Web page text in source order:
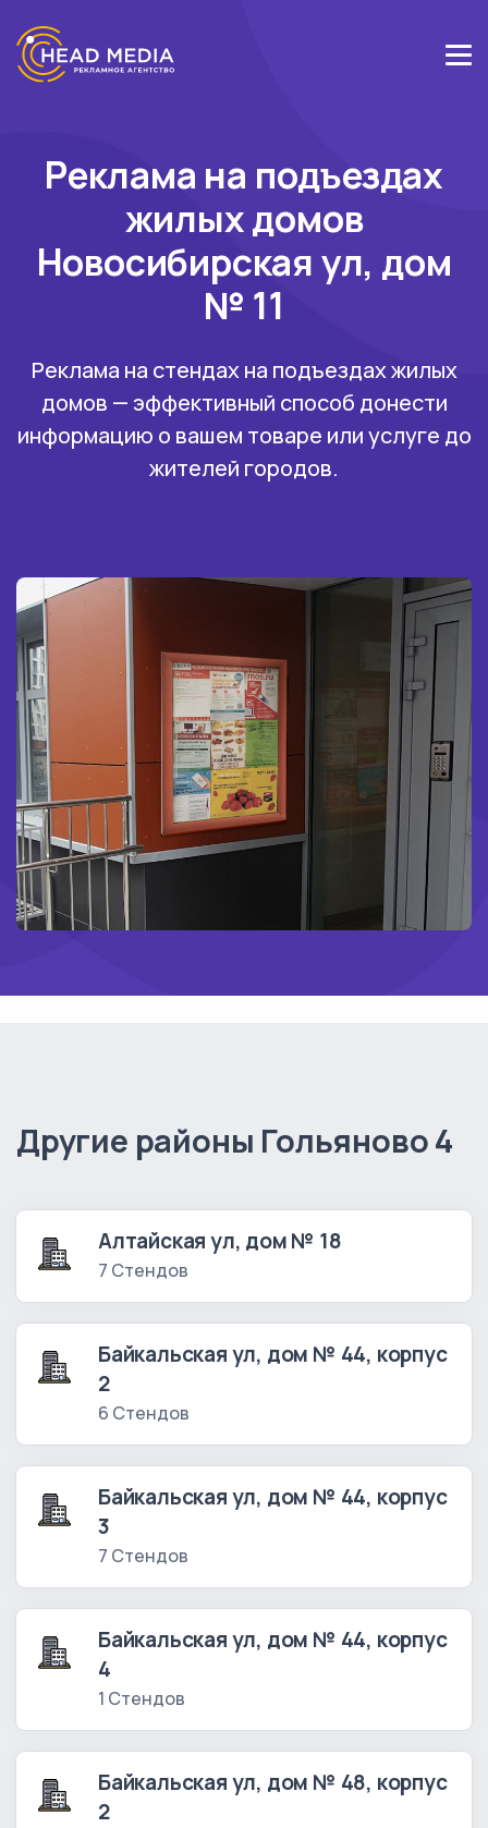
Реклама на подъездах
жилых домов
Новосибирская ул, дом
№ 11
Реклама на стендах на подъездах жилых
домов — эффективный способ донести
информацию о вашем товаре или услуге до
жителей городов.
Другие районы Гольяново 4
Алтайская ул, дом № 18
7 Стендов
Байкальская ул, дом № 44, корпус
2
6 Стендов
Байкальская ул, дом № 44, корпус
3
7 Стендов
Байкальская ул, дом № 44, корпус
4
1 Стендов
Байкальская ул, дом № 48, корпус
2